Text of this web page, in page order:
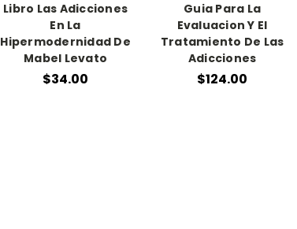
Libro Las Adicciones
En La
Hipermodernidad De
Mabel Levato
$34.00
Guia Para La
Evaluacion Y El
Tratamiento De Las
Adicciones
$124.00